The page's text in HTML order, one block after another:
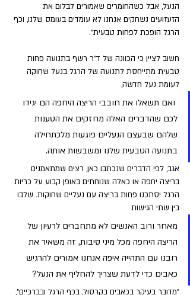
הנעל, אבל כשהחומרים שאמורים לבלום את
הזעזועים נשחקים אנחנו לא עומדים בעומס שלנו, וכף
הרגל הופכת לפחות טבעית".
חשוב לציין כי הכוונה של ד"ר רשף בתנועה פחות
טבעית מתייחסת לתנועה של הרגל בנעל שחוקה
לעומת נעל חדשה,
ואם תשאלו את חובבי הריצה היחפה הם יגידו
לכם שהדברים האלה מחזקים את הטענות
שלהם שבעצם הנעליים פוגעות מלכתחילה
בתנועה הטבעית שלנו ומשבשות אותה.
אגב, לפי הדברים שנכתבו כאן, רצים שמתאמנים
בריצה יחפה או כאלה שנוחתים באופן קבוע על כריות
הרגל יסתכנו פחות בריצה עם נעליים שחוקות. שלבו
בין שתי הגישות
מאחר ורוב האנשים לא מתחברים לרעיון של
הריצה היחפה מכל מיני סיבות, זה משאיר את
רובנו עם התהייה איפה אנחנו אמורים להרגיש
כאבים כדי לדעת שצריך להחליף את הנעל?
"מדובר בעיקר בכאבים בקרסול, בכף הרגל ובברכיים",